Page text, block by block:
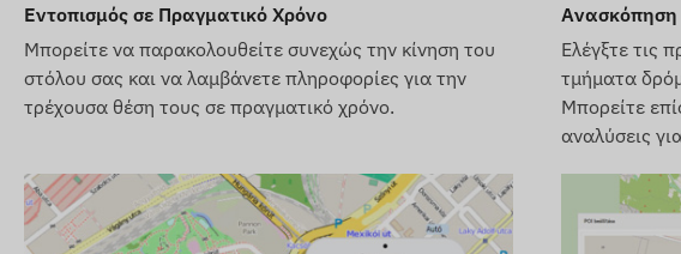
Εντοπισμός σε Πραγματικό Χρόνο
Μπορείτε να παρακολουθείτε συνεχώς την κίνηση του
στόλου σας και να λαμβάνετε πληροφορίες για την
τρέχουσα θέση τους σε πραγματικό χρόνο.
Ελέγξτε τις
τμήματα
Μπορείτε
αναλύσεις